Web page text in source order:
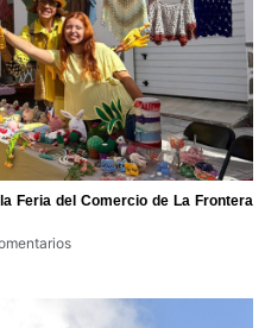
Feria del Comercio de La Frontera